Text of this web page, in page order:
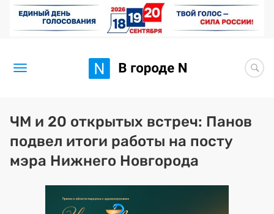
Новости
Статьи
Здоровье
BORЩ
ЧМ и 20 открытых встреч: Панов
подвел итоги работы на посту
мэра Нижнего Новгорода